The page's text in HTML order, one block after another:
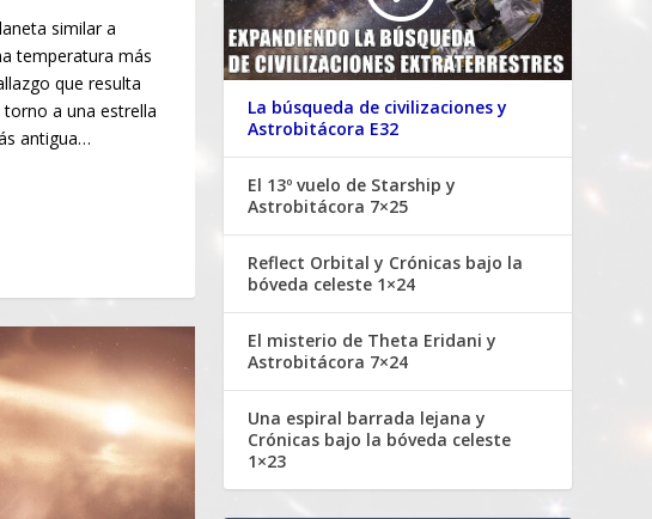
similar a
temperatura más
que resulta
a una estrella
antigua…
La búsqueda de civilizaciones y
Astrobitácora E32
El 13º vuelo de Starship y
Astrobitácora 7×25
Reflect Orbital y Crónicas bajo la
bóveda celeste 1×24
El misterio de Theta Eridani y
Astrobitácora 7×24
Una espiral barrada lejana y
Crónicas bajo la bóveda celeste
1×23